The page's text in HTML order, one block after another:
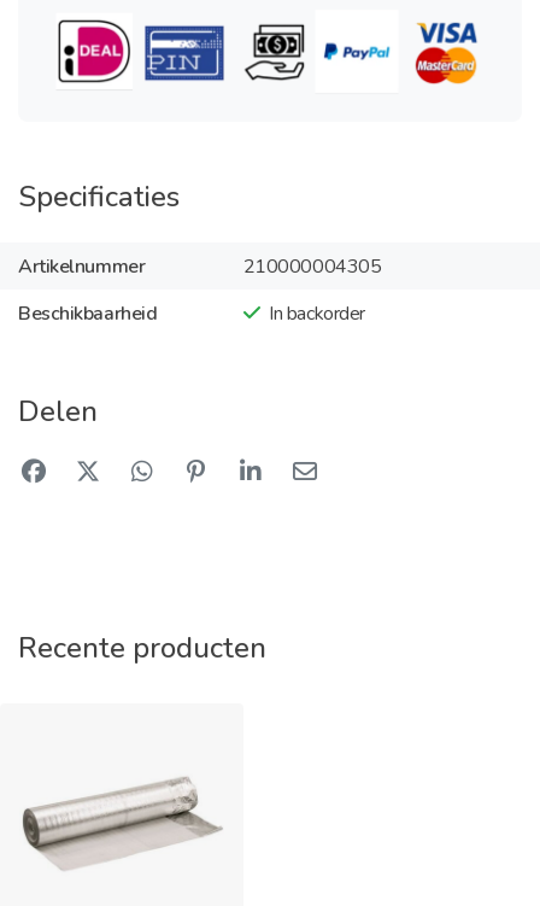
Specificaties
Artikelnummer
210000004305
Beschikbaarheid
In backorder
Delen
Recente producten